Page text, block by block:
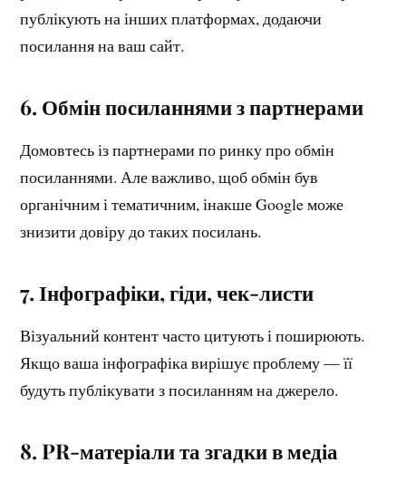
публікують на інших платформах, додаючи
посилання на ваш сайт.
6. Обмін посиланнями з партнерами
Домовтесь із партнерами по ринку про обмін
посиланнями. Але важливо, щоб обмін був
органічним і тематичним, інакше Google може
знизити довіру до таких посилань.
7. Інфографіки, гіди, чек-листи
Візуальний контент часто цитують і поширюють.
Якщо ваша інфографіка вирішує проблему — її
будуть публікувати з посиланням на джерело.
8. PR-матеріали та згадки в медіа